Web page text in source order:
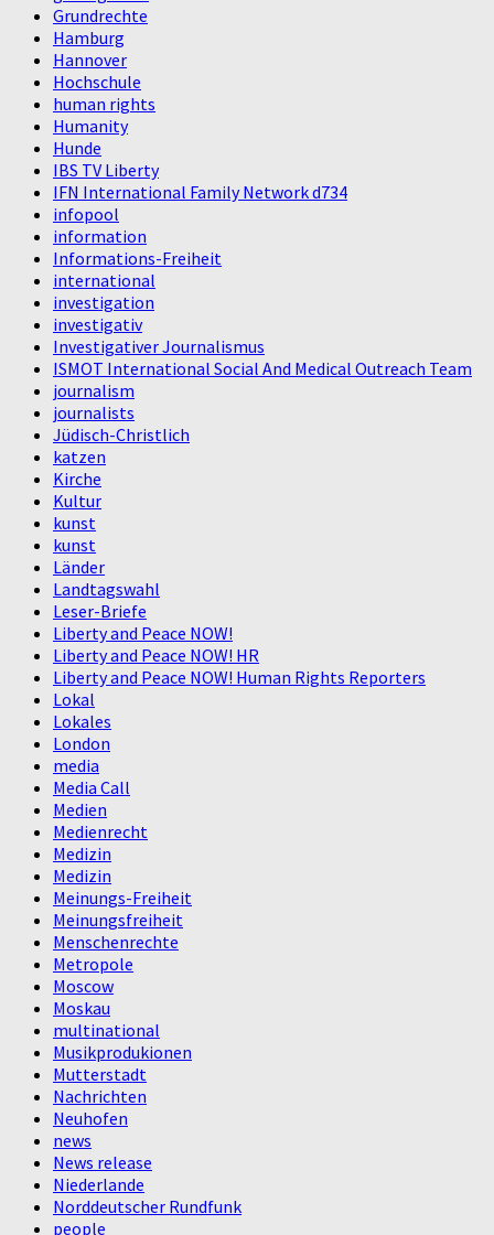
Grundrechte
Hamburg
Hannover
Hochschule
human rights
Humanity
Hunde
IBS TV Liberty
IFN International Family Network d734
infopool
information
Informations-Freiheit
international
investigation
investigativ
Investigativer Journalismus
ISMOT International Social And Medical Outreach Team
journalism
journalists
Jüdisch-Christlich
katzen
Kirche
Kultur
kunst
kunst
Länder
Landtagswahl
Leser-Briefe
Liberty and Peace NOW!
Liberty and Peace NOW! HR
Liberty and Peace NOW! Human Rights Reporters
Lokal
Lokales
London
media
Media Call
Medien
Medienrecht
Medizin
Medizin
Meinungs-Freiheit
Meinungsfreiheit
Menschenrechte
Metropole
Moscow
Moskau
multinational
Musikprodukionen
Mutterstadt
Nachrichten
Neuhofen
news
News release
Niederlande
Norddeutscher Rundfunk
people